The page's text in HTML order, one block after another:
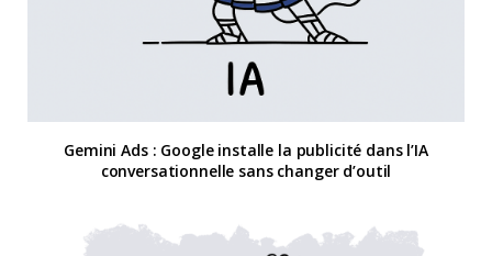
Gemini Ads : Google installe la publicité dans l’IA
conversationnelle sans changer d’outil